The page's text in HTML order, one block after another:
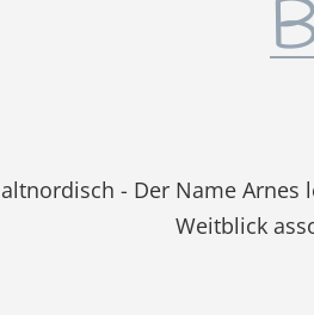
altnordisch - Der Name Arnes
Weitblick